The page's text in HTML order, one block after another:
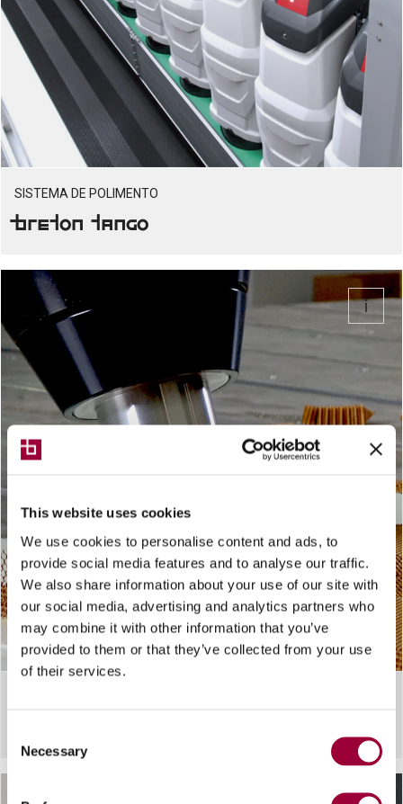
This website uses cookies
We use cookies to personalise content and ads, to
provide social media features and to analyse our traffic.
We also share information about your use of our site with
our social media, advertising and analytics partners who
may combine it with other information that you’ve
provided to them or that they’ve collected from your use
of their services.
Selection
Necessary
SISTEMA DE POLIMENTO
Breton Tango